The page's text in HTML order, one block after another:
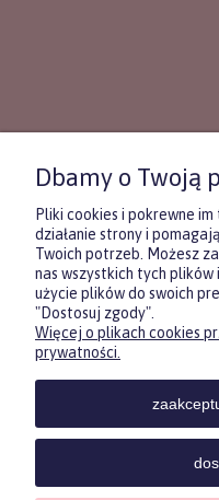
Zasubskrybuj nasz
i otrzymaj5% rabatu
Twój email
Dbamy o Twoją
Pliki cookies i pokrewne
działanie strony i
Twoich potrzeb. Możesz
nas wszystkich tych
użycie plików do swoich
"Dostosuj zgody".
Więcej o plikach cookies
prywatności.